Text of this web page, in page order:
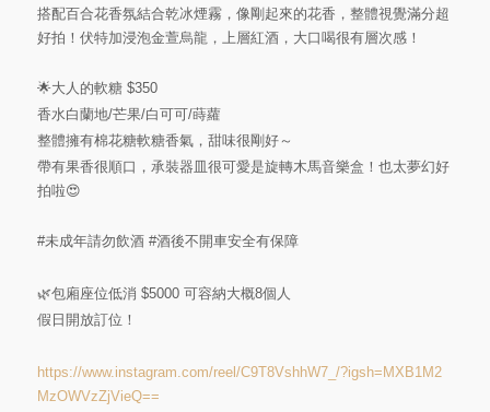
搭配百合花香氛結合乾冰煙霧，像剛起來的花香，整體視覺滿分超
好拍！伏特加浸泡金萱烏龍，上層紅酒，大口喝很有層次感！
🌟大人的軟糖 $350
香水白蘭地/芒果/白可可/蒔蘿
整體擁有棉花糖軟糖香氣，甜味很剛好～
帶有果香很順口，承裝器皿很可愛是旋轉木馬音樂盒！也太夢幻好
拍啦😍
#未成年請勿飲酒 #酒後不開車安全有保障
🌿包廂座位低消 $5000 可容納大概8個人
假日開放訂位！
https://www.instagram.com/reel/C9T8VshhW7_/?igsh=MXB1M2
MzOWVzZjVieQ==